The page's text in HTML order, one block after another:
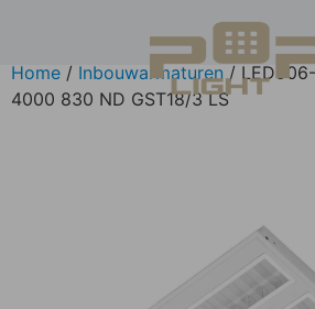
Home / Inbouwarmaturen /
4000 830 ND GST18/3 LS